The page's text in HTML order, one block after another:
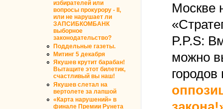
избирателей или
вопросы прокурору - II,
или не нарушает ли
ЗАПСИБКОМБАНК
выборное
законодательство?
Поддельные газеты.
Митинг 5 декабря
Якушев крутит барабан!
Вытащите этот билетик,
счастливый вы наш!
Якушев слетал на
вертолете за лапшой
«Карта нарушений» в
финале Премии Рунета
Москве
P.P.S:
можно